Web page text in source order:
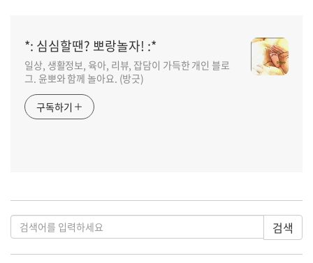
*: 심심할땐? 뽀랑놀자! :*
일상, 생활정보, 육아, 리뷰, 잡담이 가득한 개인 블로
그. 윤뽀와 함께 놀아요. (방긋)
구독하기
검색